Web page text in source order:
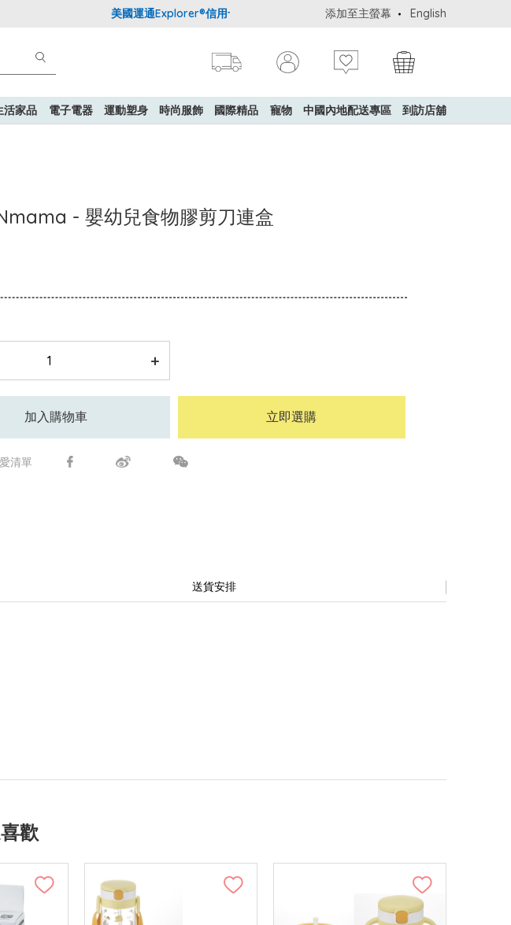
美國運通Explorer®信用卡會員購物禮遇：高達5%簽賬回贈！ 購買一般貨品(冷凍
添加至主螢幕 English
活家品 電子電器 運動塑身 時尚服飾 國際精品 寵物 中國內地配送專區 到訪店舖
- 嬰幼兒食物膠剪刀連盒
加入購物車 立即選購
清單
送貨安排
歡